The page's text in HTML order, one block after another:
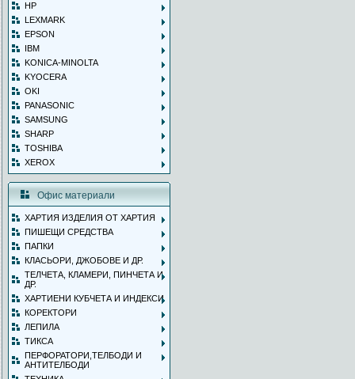
HP
LEXMARK
EPSON
IBM
KONICA-MINOLTA
KYOCERA
OKI
PANASONIC
SAMSUNG
SHARP
TOSHIBA
XEROX
Офис материали
ХАРТИЯ ИЗДЕЛИЯ ОТ ХАРТИЯ
ПИШЕЩИ СРЕДСТВА
ПАПКИ
КЛАСЬОРИ, ДЖОБОВЕ И ДР.
ТЕЛЧЕТА, КЛАМЕРИ, ПИНЧЕТА И
ДР.
ХАРТИЕНИ КУБЧЕТА И ИНДЕКСИ
КОРЕКТОРИ
ЛЕПИЛА
ТИКСА
ПЕРФОРАТОРИ,ТЕЛБОДИ И
АНТИТЕЛБОДИ